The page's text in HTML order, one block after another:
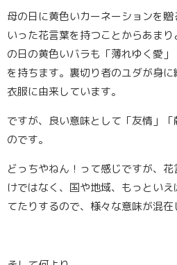
母の日に黄色いカーネーションを
いった花言葉を持つことからあま
の日の黄色いバラも「薄れゆく愛
を持ちます。裏切り者のユダが身
衣服に由来しています。
ですが、良い意味として「友情」
のです。
どっちやねん！って感じですが、
けではなく、国や地域、もっとい
てたりするので、様々な意味が混在